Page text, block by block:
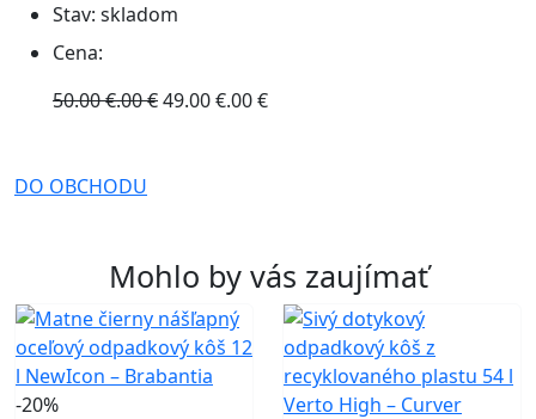
Stav: skladom
Cena:
50.00 €.00 €49.00 €.00 €
DO OBCHODU
Mohlo by vás zaujímať
-20%